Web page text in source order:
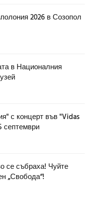
2026 в Созопол
в Националния
с концерт във "Vidas
септември
се събраха! Чуйте
„Свобода“!